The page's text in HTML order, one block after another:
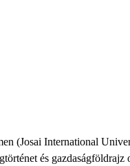
(Josai International
és gazdaságföldrajz